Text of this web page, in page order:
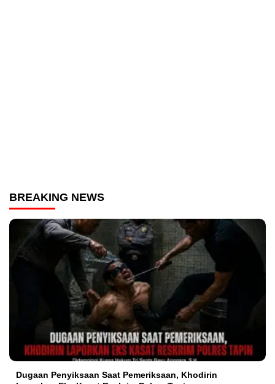
BREAKING NEWS
Dugaan Penyiksaan Saat Pemeriksaan, Khodirin